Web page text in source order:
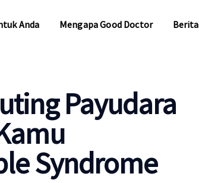
Anda Mengapa Good Doctor Berita
Payudara
Syndrome